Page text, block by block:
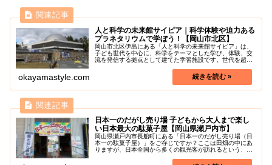
人と科学の未来館サイピア｜科学体験や迫力ある
プラネタリウムで学ぼう！【岡山市北区】
岡山市北区伊島にある「人と科学の未来館サイピア」は、
子ども世代を中心に、科学をテーマとした学び、体験、交
流を発信する拠点として建てた学習施設です。世代を超え
ンである「サイエンスドーム」では...
okayamastyle.com
日本一のだがし売り場 子どもから大人まで楽し
い日本最大の駄菓子屋【岡山県瀬戸内市】
岡山県瀬戸内市長船町にある「日本一のだがし売り場（日
本一の駄菓子屋）」をご存じですか？ここは田畑の中にあ
りますが、日本全国から多くの観光客が訪れるという、知
広大な敷地を持つ工場か倉庫のよう...